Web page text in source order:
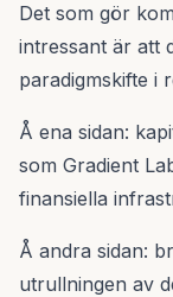
Det som gör
intressant är att
paradigmskifte i
Å ena sidan:
som Gradient
finansiella
Å andra sidan:
utrullningen av